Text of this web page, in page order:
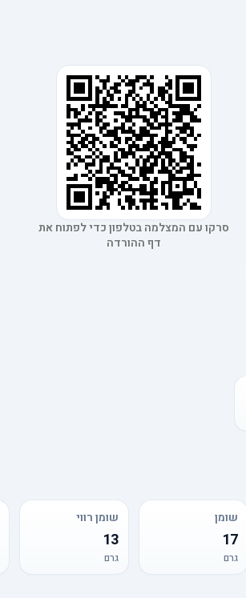
סרקו עם המצלמה בטלפון כדי לפתוח את
דף ההורדה
שומן
17
גרם
שומן רווי
13
גרם